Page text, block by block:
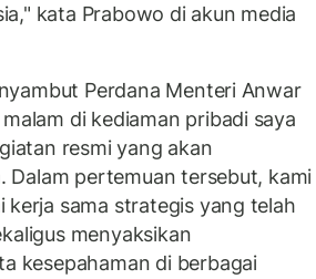
kata Prabowo di akun media
Perdana Menteri Anwar
di kediaman pribadi saya
resmi yang akan
Dalam pertemuan tersebut, kami
kerja sama strategis yang telah
menyaksikan
kesepahaman di berbagai